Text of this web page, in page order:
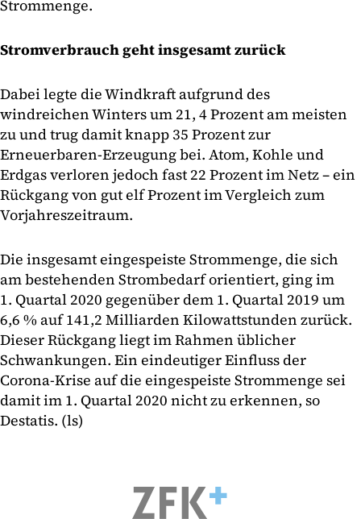
Strommenge.
Stromverbrauch geht insgesamt zurück
Dabei legte die Windkraft aufgrund des
windreichen Winters um 21, 4 Prozent am meisten
zu und trug damit knapp 35 Prozent zur
Erneuerbaren-Erzeugung bei. Atom, Kohle und
Erdgas verloren jedoch fast 22 Prozent im Netz – ein
Rückgang von gut elf Prozent im Vergleich zum
Vorjahreszeitraum.
Die insgesamt eingespeiste Strommenge, die sich
am bestehenden Strombedarf orientiert, ging im
1. Quartal 2020 gegenüber dem 1. Quartal 2019 um
6,6 % auf 141,2 Milliarden Kilowattstunden zurück.
Dieser Rückgang liegt im Rahmen üblicher
Schwankungen. Ein eindeutiger Einfluss der
Corona-Krise auf die eingespeiste Strommenge sei
damit im 1. Quartal 2020 nicht zu erkennen, so
Destatis. (ls)